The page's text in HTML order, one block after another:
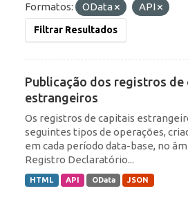
Formatos:
OData API
Filtrar Resultados
Publicação dos registros de
estrangeiros
Os registros de capitais
seguintes tipos de operações,
em cada período data-base, no
Registro Declaratório...
HTML API OData JSON